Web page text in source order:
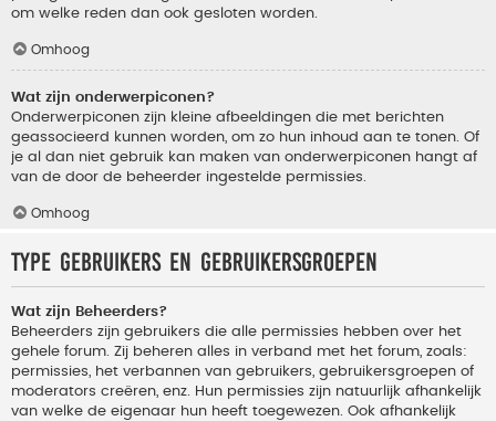
om welke reden dan ook gesloten worden.
Omhoog
Wat zijn onderwerpiconen?
Onderwerpiconen zijn kleine afbeeldingen die met berichten
geassocieerd kunnen worden, om zo hun inhoud aan te tonen. Of
je al dan niet gebruik kan maken van onderwerpiconen hangt af
van de door de beheerder ingestelde permissies.
Omhoog
Type gebruikers en gebruikersgroepen
Wat zijn Beheerders?
Beheerders zijn gebruikers die alle permissies hebben over het
gehele forum. Zij beheren alles in verband met het forum, zoals:
permissies, het verbannen van gebruikers, gebruikersgroepen of
moderators creëren, enz. Hun permissies zijn natuurlijk afhankelijk
van welke de eigenaar hun heeft toegewezen. Ook afhankelijk